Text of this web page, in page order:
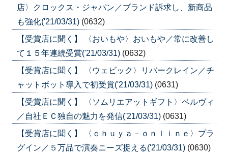
店〉クロックス・ジャパン／ブランド訴求し、新商品
も強化('21/03/31) (0632)
【受賞店に聞く】 〈おいもや〉おいもや／常に改善し
て１５年連続受賞('21/03/31) (0632)
【受賞店に聞く】 〈ウェビック〉リバークレイン／チ
ャットボット導入で初受賞('21/03/31) (0631)
【受賞店に聞く】 〈ソムリエアットギフト〉ベルヴィ
／自社ＥＣ独自の魅力を発信('21/03/31) (0631)
【受賞店に聞く】 〈ｃｈｕｙａ－ｏｎｌｉｎｅ〉プラ
グイン／５万品で演奏ニーズ捉える('21/03/31) (0630)